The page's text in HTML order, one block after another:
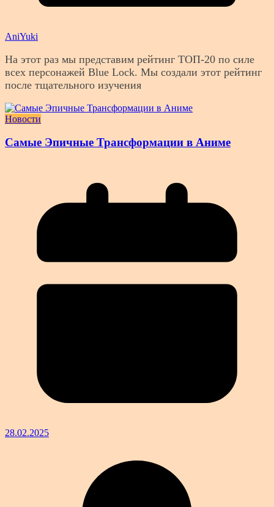
AniYuki
На этот раз мы представим рейтинг ТОП-20 по силе
всех персонажей Blue Lock. Мы создали этот рейтинг
после тщательного изучения
Новости
Самые Эпичные Трансформации в Аниме
28.02.2025